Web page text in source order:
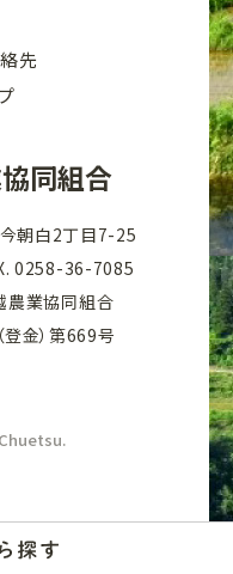
先
同組合
朝白2丁目7-25
0258-36-7085
農業協同組合
金）第669号